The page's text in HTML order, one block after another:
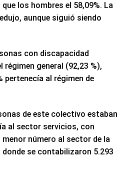
los hombres el 58,09%. La
aunque siguió siendo
con discapacidad
régimen general (92,23 %),
pertenecía al régimen de
de este colectivo estaban
al sector servicios, con
número al sector de la
se contabilizaron 5.293